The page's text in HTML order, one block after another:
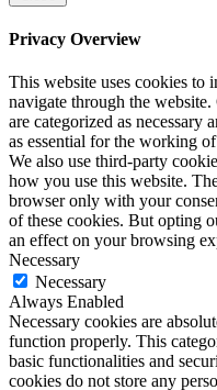
Privacy Overview
This website uses cookies to
navigate through the
are categorized as necessary
as essential for the working
We also use third-party
how you use this website.
browser only with your
of these cookies. But opting
an effect on your browsing
Necessary
Necessary
Always Enabled
Necessary cookies are
function properly. This
basic functionalities and
cookies do not store any